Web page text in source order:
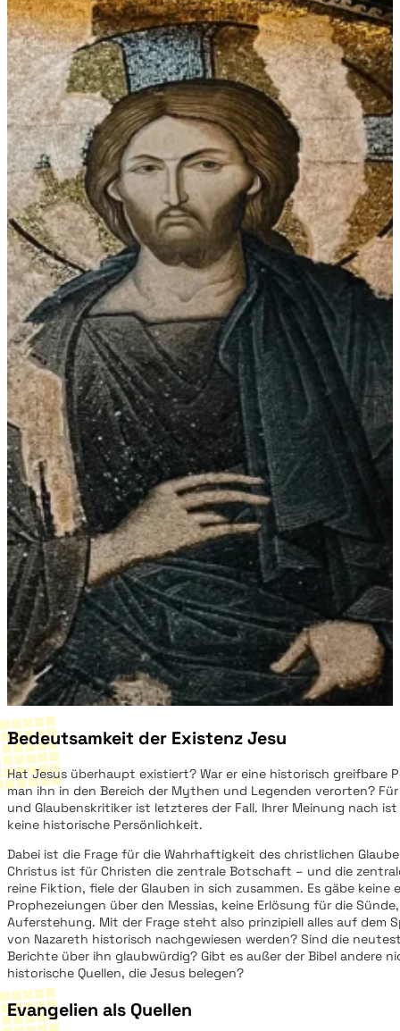
Bedeutsamkeit der Existenz Jesu
Hat Jesus überhaupt existiert? War er eine historisch greifbare
man ihn in den Bereich der Mythen und Legenden verorten?
und Glaubenskritiker ist letzteres der Fall. Ihrer Meinung nach
keine historische Persönlichkeit.
Dabei ist die Frage für die Wahrhaftigkeit des christlichen
Christus ist für Christen die zentrale Botschaft – und die
reine Fiktion, fiele der Glauben in sich zusammen. Es gäbe keine
Prophezeiungen über den Messias, keine Erlösung für die
Auferstehung. Mit der Frage steht also prinzipiell alles auf dem
von Nazareth historisch nachgewiesen werden? Sind die
Berichte über ihn glaubwürdig? Gibt es außer der Bibel andere
historische Quellen, die Jesus belegen?
Evangelien als Quellen